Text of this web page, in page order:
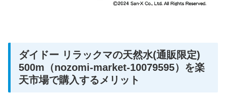
ダイドー リラックマの天然水(通販限定)
500m（nozomi-market-10079595）を楽
天市場で購入するメリット